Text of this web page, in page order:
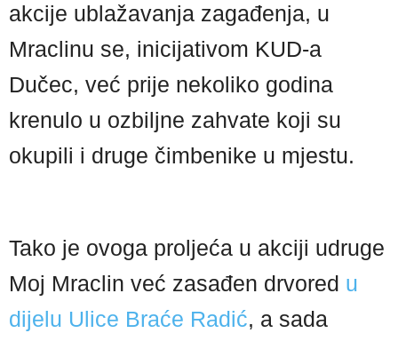
akcije ublažavanja zagađenja, u
Mraclinu se, inicijativom KUD-a
Dučec, već prije nekoliko godina
krenulo u ozbiljne zahvate koji su
okupili i druge čimbenike u mjestu.
Tako je ovoga proljeća u akciji udruge
Moj Mraclin već zasađen drvored u
dijelu Ulice Braće Radić, a sada